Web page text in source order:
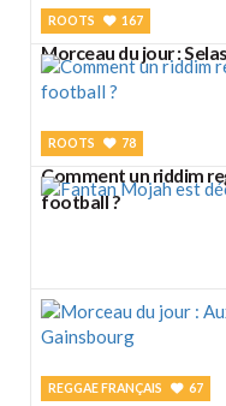
ROOTS 167
Morceau du jour :
ROOTS 78
Comment un riddim
football ?
REGGAE FRANÇAIS 67